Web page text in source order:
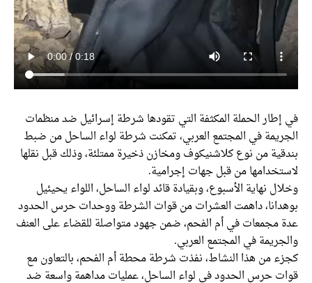
في إطار الحملة المكثفة التي تقودها شرطة إسرائيل ضد منظمات
الجريمة في المجتمع العربي، تمكنت شرطة لواء الساحل من ضبط
بندقية من نوع كلاشنيكوف ومخازن ذخيرة ممتلئة، وذلك قبل نقلها
لاستخدامها من قبل جهات إجرامية.
وخلال نهاية الأسبوع، وبقيادة قائد لواء الساحل، اللواء يحيئيل
بوهدانا، داهمت العشرات من قوات الشرطة ووحدات حرس الحدود
عدة مجمعات في أم الفحم، ضمن جهود متواصلة للقضاء على العنف
والجريمة في المجتمع العربي.
كجزء من هذا النشاط، نفذت شرطة محطة أم الفحم، بالتعاون مع
قوات حرس الحدود في لواء الساحل، عمليات مداهمة واسعة ضد